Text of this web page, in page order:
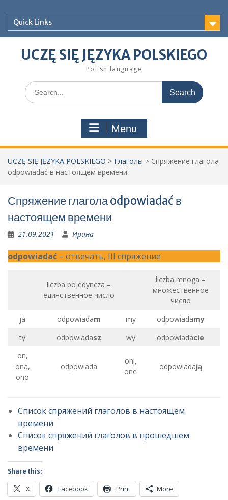
contentQuick Links
UCZĘ SIĘ JĘZYKA POLSKIEGO
Polish language
Search
for:
Menu
UCZĘ SIĘ JĘZYKA POLSKIEGO > Глаголы > Спряжение глагола
odpowiadać в настоящем времени
Спряжение глагола odpowiadać в
настоящем времени
21.09.2021 Ирина
odpowiadać – отвечать, III спряжение
liczba pojedyncza –
единственное число
liczba mnoga –
множественное
число
ja
odpowiadam my odpowiadamy
ty
odpowiadasz wy odpowiadacie
on,
ona,
ono
odpowiada
oni,
one
odpowiadają
Список спряжений глаголов в настоящем
времени
Список спряжений глаголов в прошедшем
времени
Share this:
X Facebook Print More